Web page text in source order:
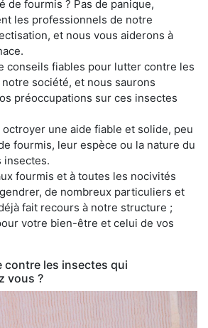
de fourmis ? Pas de panique,
les professionnels de notre
et nous vous aiderons à
conseils fiables pour lutter contre les
société, et nous saurons
préoccupations sur ces insectes
une aide fiable et solide, peu
fourmis, leur espèce ou la nature du
insectes.
fourmis et à toutes les nocivités
de nombreux particuliers et
fait recours à notre structure ;
votre bien-être et celui de vos
contre les insectes qui
vous ?